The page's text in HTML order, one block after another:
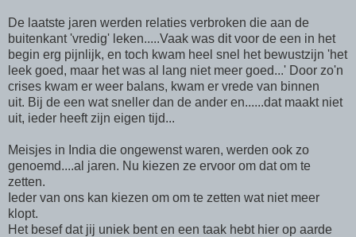
De laatste jaren werden relaties verbroken die aan de
buitenkant 'vredig' leken.....Vaak was dit voor de een in het
begin erg pijnlijk, en toch kwam heel snel het bewustzijn 'het
leek goed, maar het was al lang niet meer goed...' Door zo'n
crises kwam er weer balans, kwam er vrede van binnen
uit. Bij de een wat sneller dan de ander en......dat maakt niet
uit, ieder heeft zijn eigen tijd...
Meisjes in India die ongewenst waren, werden ook zo
genoemd....al jaren. Nu kiezen ze ervoor om dat om te
zetten.
Ieder van ons kan kiezen om om te zetten wat niet meer
klopt.
Het besef dat jij uniek bent en een taak hebt hier op aarde